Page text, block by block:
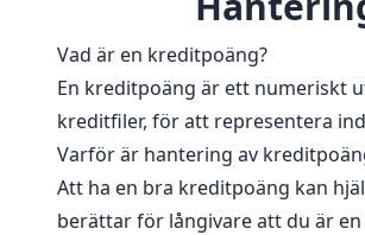
Vad är en kreditpoäng?
En kreditpoäng är ett numeriskt
kreditfiler, för att representera
Varför är hantering av
Att ha en bra kreditpoäng kan
berättar för långivare att du är